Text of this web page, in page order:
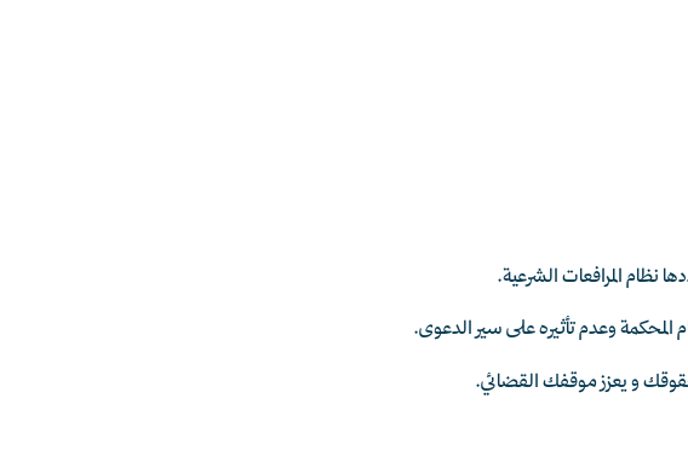
المرافعات الشرعية.
وعدم تأثيره على سير الدعوى.
و يعزز موقفك القضائي.